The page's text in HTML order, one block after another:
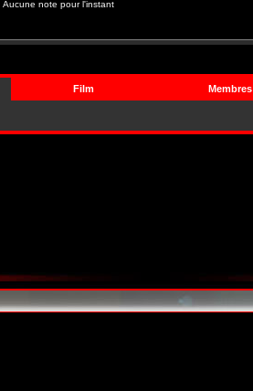
Aucune note pour l'instant
Film Membres